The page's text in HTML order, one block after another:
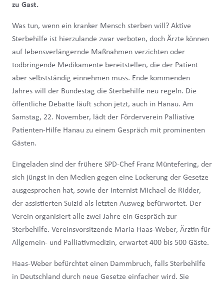
zu Gast.
Was tun, wenn ein kranker Mensch sterben will? Aktive
Sterbehilfe ist hierzulande zwar verboten, doch Ärzte können
auf lebensverlängernde Maßnahmen verzichten oder
todbringende Medikamente bereitstellen, die der Patient
aber selbstständig einnehmen muss. Ende kommenden
Jahres will der Bundestag die Sterbehilfe neu regeln. Die
öffentliche Debatte läuft schon jetzt, auch in Hanau. Am
Samstag, 22. November, lädt der Förderverein Palliative
Patienten-Hilfe Hanau zu einem Gespräch mit prominenten
Gästen.
Eingeladen sind der frühere SPD-Chef Franz Müntefering, der
sich jüngst in den Medien gegen eine Lockerung der Gesetze
ausgesprochen hat, sowie der Internist Michael de Ridder,
der assistierten Suizid als letzten Ausweg befürwortet. Der
Verein organisiert alle zwei Jahre ein Gespräch zur
Sterbehilfe. Vereinsvorsitzende Maria Haas-Weber, Ärztin für
Allgemein- und Palliativmedizin, erwartet 400 bis 500 Gäste.
Haas-Weber befürchtet einen Dammbruch, falls Sterbehilfe
in Deutschland durch neue Gesetze einfacher wird. Sie